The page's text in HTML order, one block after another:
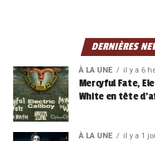
DERNIÈRES
À LA UNE il y a 6
Mercyful Fate,
White en tête
À LA UNE il y a 1